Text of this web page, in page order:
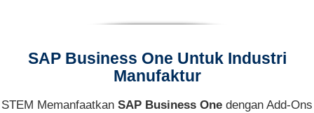
SAP Business One Untuk Industri
Manufaktur
STEM Memanfaatkan SAP Business One dengan Add-Ons